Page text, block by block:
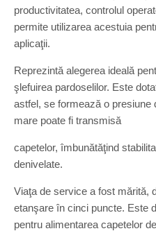
productivitatea, controlul
permite utilizarea acestuia
aplicaţii.
Reprezintă alegerea ideală
şlefuirea pardoselilor. Este
astfel, se formează o presiune
mare poate fi transmisă
capetelor, îmbunătăţind
denivelate.
Viaţa de service a fost mărită,
etanşare în cinci puncte. Este
pentru alimentarea capetelor